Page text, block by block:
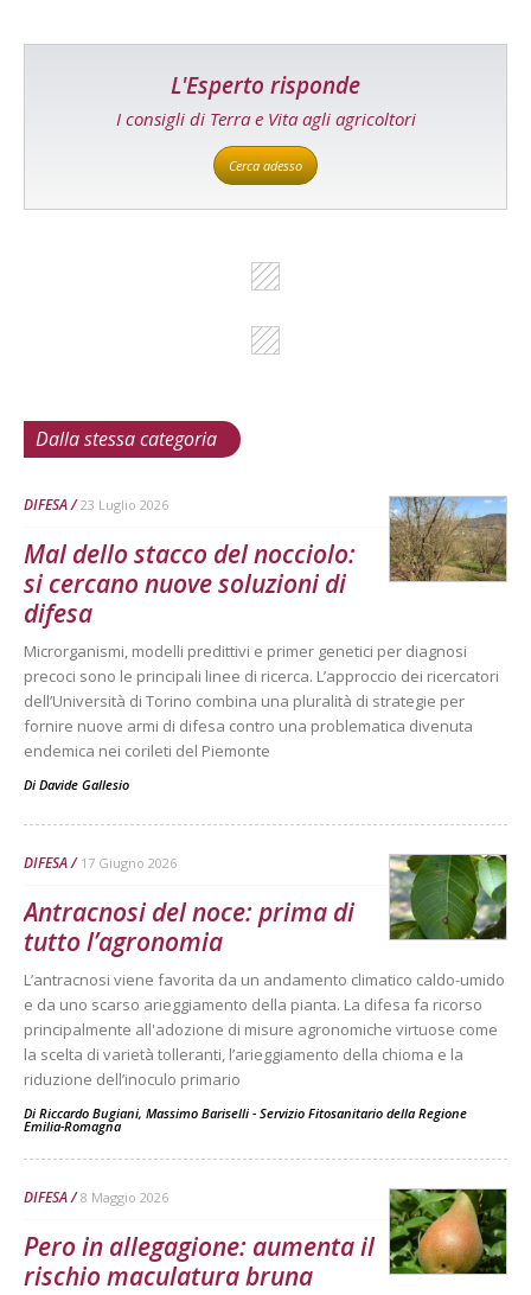
L'Esperto risponde
I consigli di Terra e Vita agli agricoltori
Cerca adesso
Dalla stessa categoria
DIFESA 23 Luglio 2026
Mal dello stacco del nocciolo:
si cercano nuove soluzioni di
difesa
Microrganismi, modelli predittivi e primer genetici per diagnosi
precoci sono le principali linee di ricerca. L’approccio dei ricercatori
dell’Università di Torino combina una pluralità di strategie per
fornire nuove armi di difesa contro una problematica divenuta
endemica nei corileti del Piemonte
Di Davide Gallesio
DIFESA 17 Giugno 2026
Antracnosi del noce: prima di
tutto l’agronomia
L’antracnosi viene favorita da un andamento climatico caldo-umido
e da uno scarso arieggiamento della pianta. La difesa fa ricorso
principalmente all'adozione di misure agronomiche virtuose come
la scelta di varietà tolleranti, l’arieggiamento della chioma e la
riduzione dell’inoculo primario
Di Riccardo Bugiani, Massimo Bariselli - Servizio Fitosanitario della Regione
Emilia-Romagna
DIFESA 8 Maggio 2026
Pero in allegagione: aumenta il
rischio maculatura bruna